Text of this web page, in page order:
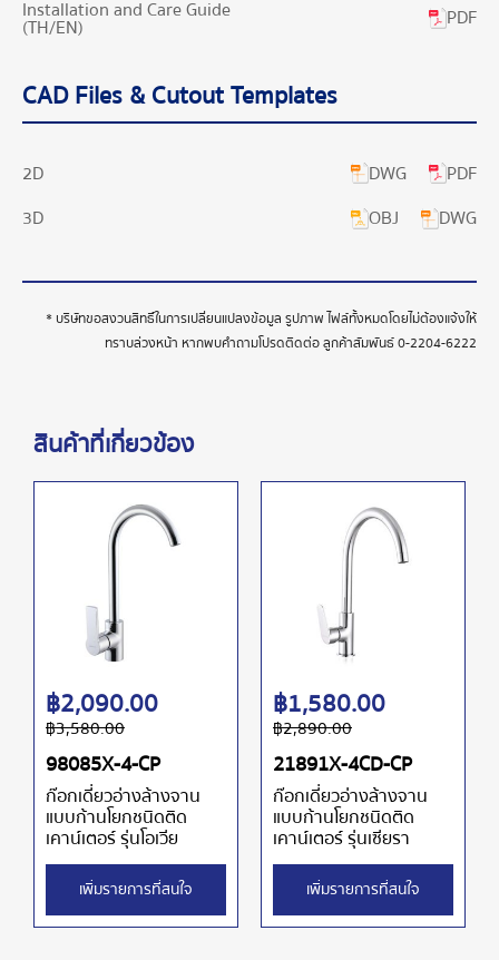
Installation and Care Guide
(TH/EN) PDF
CAD Files & Cutout Templates
2D DWG
PDF
3D
OBJ DWG
* บริษัทขอสงวนสิทธิ์ในการเปลี่ยนแปลงข้อมูล รูปภาพ ไฟล์ทั้งหมดโดยไม่ต้องแจ้งให้
ทราบล่วงหน้า หากพบคำถามโปรดติดต่อ ลูกค้าสัมพันธ์0-2204-6222
สินค้าที่เกี่ยวข้อง
98085X-4-CP
ก๊อกเดี่ยวอ่างล้างจาน
แบบก้านโยกชนิดติด
เคาน์เตอร์ รุ่นโอเวีย
฿3,580.00
฿2,090.00
เพิ่มรายการที่สนใจ
21891X-4CD-CP
ก๊อกเดี่ยวอ่างล้างจาน
แบบก้านโยกชนิดติด
เคาน์เตอร์ รุ่นเซียรา
฿2,890.00
฿1,580.00
เพิ่มรายการที่สนใจ